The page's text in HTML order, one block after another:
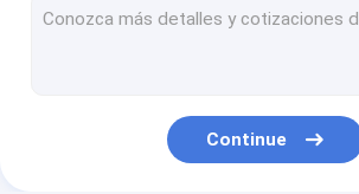
Trilhos interiores da escada
Continue